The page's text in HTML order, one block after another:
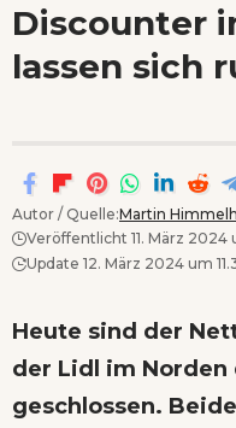
Discounter
lassen sich
Autor / Quelle:Martin
Veröffentlicht 11. März 2024
Update 12. März 2024 um
Heute sind der
der Lidl im Norden
geschlossen.